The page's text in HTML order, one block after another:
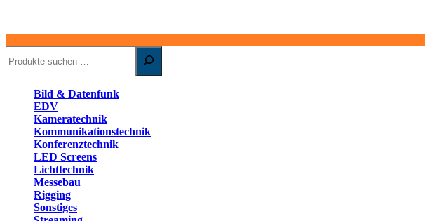
Bild & Datenfunk
EDV
Kameratechnik
Kommunikationstechnik
Konferenztechnik
LED Screens
Lichttechnik
Messebau
Rigging
Sonstiges